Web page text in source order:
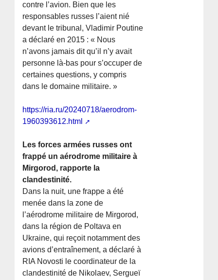
contre l’avion. Bien que les
responsables russes l’aient nié
devant le tribunal, Vladimir Poutine
a déclaré en 2015 : « Nous
n’avons jamais dit qu’il n’y avait
personne là-bas pour s’occuper de
certaines questions, y compris
dans le domaine militaire. »
https://ria.ru/20240718/aerodrom-
1960393612.html
Les forces armées russes ont
frappé un aérodrome militaire à
Mirgorod, rapporte la
clandestinité.
Dans la nuit, une frappe a été
menée dans la zone de
l’aérodrome militaire de Mirgorod,
dans la région de Poltava en
Ukraine, qui reçoit notamment des
avions d’entraînement, a déclaré à
RIA Novosti le coordinateur de la
clandestinité de Nikolaev, Sergueï